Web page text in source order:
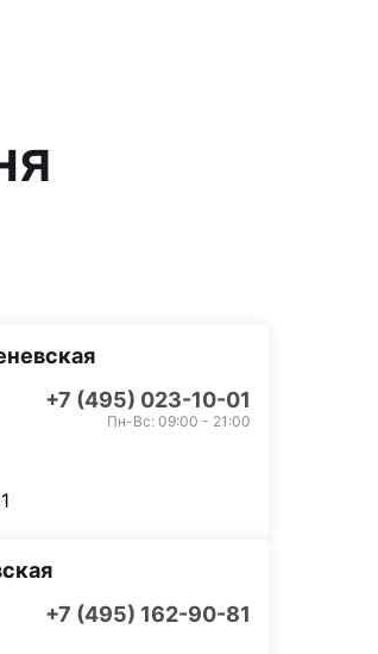
+7 (495) 023-10-01
Пн-Вс: 09:00 - 21:00
+7 (495) 162-90-81